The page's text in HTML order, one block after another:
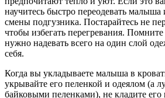
научитесь быстро переодевать малыша
смены подгузника. Постарайтесь не
чтобы избегать перегревания.
нужно надевать всего на один слой
себя.
Когда вы укладываете малыша в
укрывайте его пеленкой и одеялом (а
байковыми пеленками), не кладите